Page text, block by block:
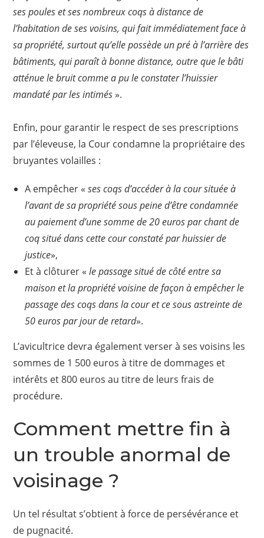
ses poules et ses nombreux coqs à distance de
l’habitation de ses voisins, qui fait immédiatement face à
sa propriété, surtout qu’elle possède un pré à l’arrière des
bâtiments, qui paraît à bonne distance, outre que le bâti
atténue le bruit comme a pu le constater l’huissier
mandaté par les intimés».
Enfin, pour garantir le respect de ses prescriptions
par l’éleveuse, la Cour condamne la propriétaire des
bruyantes volailles :
A empêcher «ses coqs d’accéder à la cour située à
l’avant de sa propriété sous peine d’être condamnée
au paiement d’une somme de 20 euros par chant de
coq situé dans cette cour constaté par huissier de
justice»,
Et à clôturer «le passage situé de côté entre sa
maison et la propriété voisine de façon à empêcher le
passage des coqs dans la cour et ce sous astreinte de
50 euros par jour de retard».
L’avicultrice devra également verser à ses voisins les
sommes de 1 500 euros à titre de dommages et
intérêts et 800 euros au titre de leurs frais de
procédure.
Comment mettre fin à
un trouble anormal de
voisinage ?
Un tel résultat s’obtient à force de persévérance et
de pugnacité.